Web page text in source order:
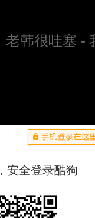
老韩很哇塞 -